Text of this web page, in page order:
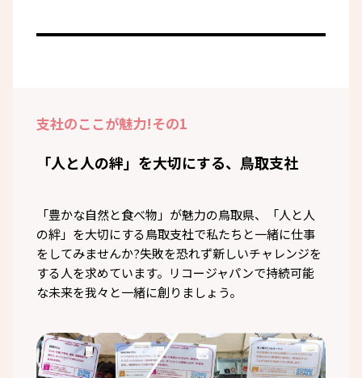
支社のここが魅力!その1
「人と人の絆」を大切にする、鳥取支社
「豊かな自然と食べ物」が魅力の鳥取県、「人と人
の絆」を大切にする鳥取支社で私たちと一緒に仕事
をしてみませんか?失敗を恐れず新しいチャレンジを
する人を求めています。リコージャパンで持続可能
な未来を我々と一緒に創りましょう。